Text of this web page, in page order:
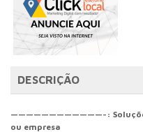
DESCRIÇÃO
————————————-: Soluções
ou empresa